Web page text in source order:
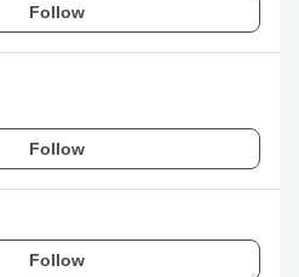
Follow
Follow
Follow